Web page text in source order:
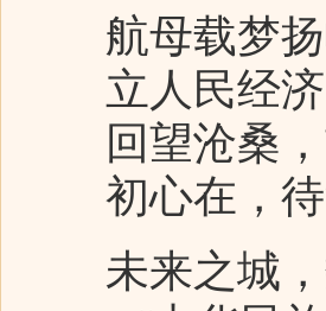
航母载梦扬
立人民经济
回望沧桑，
初心在，
未来之城